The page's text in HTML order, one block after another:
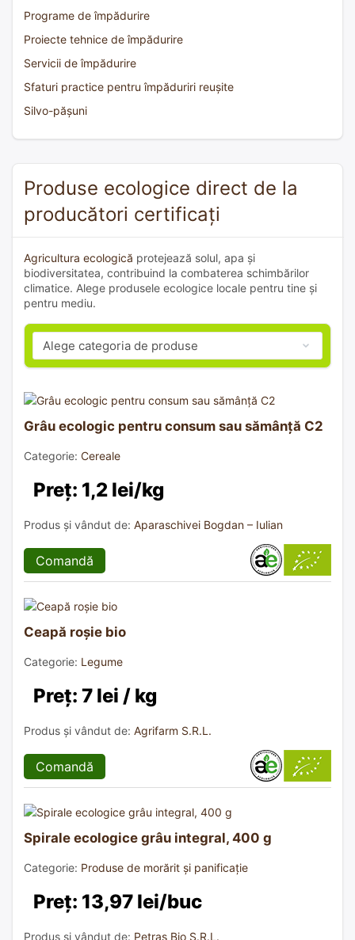
Programe de împădurire
Proiecte tehnice de împădurire
Servicii de împădurire
Sfaturi practice pentru împăduriri reușite
Silvo-pășuni
Produse ecologice direct de la
producători certificați
Agricultura ecologică protejează solul, apa și
biodiversitatea, contribuind la combaterea schimbărilor
climatice. Alege produsele ecologice locale pentru tine și
pentru mediu.
Grâu ecologic pentru consum sau sămânță C2
Categorie: Cereale
Preț: 1,2 lei/kg
Produs și vândut de: Aparaschivei Bogdan – Iulian
Comandă
Ceapă roșie bio
Categorie: Legume
Preț: 7 lei / kg
Produs și vândut de: Agrifarm S.R.L.
Comandă
Spirale ecologice grâu integral, 400 g
Categorie: Produse de morărit și panificație
Preț: 13,97 lei/buc
Produs și vândut de: Petras Bio S.R.L.